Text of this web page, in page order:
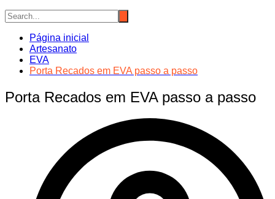
Página inicial
Artesanato
EVA
Porta Recados em EVA passo a passo
Porta Recados em EVA passo a passo